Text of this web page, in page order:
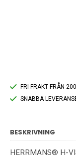
FRI FRAKT FRÅN
SNABBA
BESKRIVNING
HERRMANS® H-